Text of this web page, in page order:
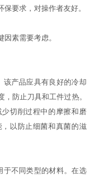
要求，对操作者友好。
因素需要考虑。
产品应具有良好的冷却
防止刀具和工件过热。
切削过程中的摩擦和磨
以防止细菌和真菌的滋
不同类型的材料。在选